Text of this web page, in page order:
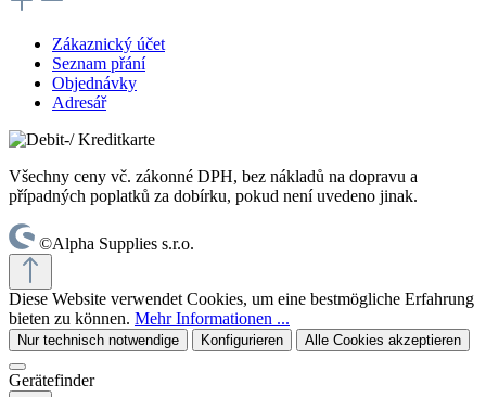
Zákaznický účet
Seznam přání
Objednávky
Adresář
Všechny ceny vč. zákonné DPH, bez nákladů na dopravu a
případných poplatků za dobírku, pokud není uvedeno jinak.
©Alpha Supplies s.r.o.
Diese Website verwendet Cookies, um eine bestmögliche Erfahrung
bieten zu können. Mehr Informationen ...
Nur technisch notwendige Konfigurieren Alle Cookies akzeptieren
Gerätefinder